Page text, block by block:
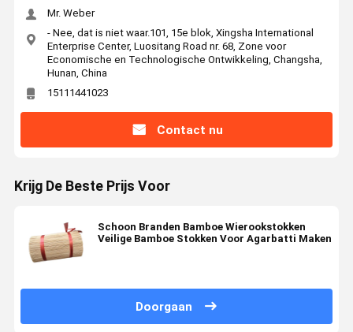
Mr. Weber
- Nee, dat is niet waar.101, 15e blok, Xingsha International
Enterprise Center, Luositang Road nr. 68, Zone voor
Economische en Technologische Ontwikkeling, Changsha,
Hunan, China
15111441023
Contact nu
Krijg De Beste Prijs Voor
Schoon Branden Bamboe Wierookstokken
Veilige Bamboe Stokken Voor Agarbatti Maken
Doorgaan